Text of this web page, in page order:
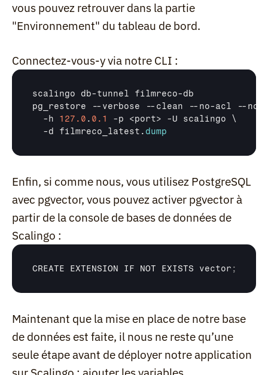
vous pouvez retrouver dans la partie
"Environnement" du tableau de bord.
Connectez-vous-y via notre CLI :
scalingo db-tunnel filmreco-db
pg_restore -- verbose -- clean -- no-acl -- no
  -
h 127.0 . 0.1 -p <port> -U scalingo
\
  -
d filmreco_latest . dump
Enfin, si comme nous, vous utilisez PostgreSQL
avec pgvector, vous pouvez activer pgvector à
partir de la console de bases de données de
Scalingo :
CREATE EXTENSION IF NOT EXISTS vector ;
Maintenant que la mise en place de notre base
de données est faite, il nous ne reste qu’une
seule étape avant de déployer notre application